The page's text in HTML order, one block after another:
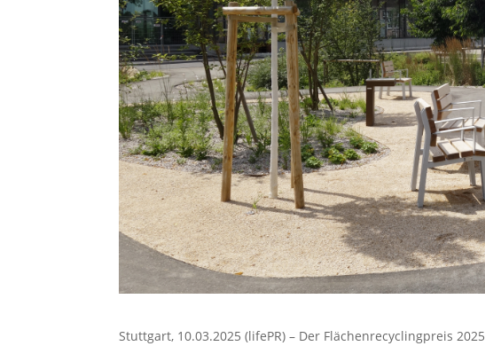
Stuttgart, 10.03.2025 (lifePR) – Der Flächenrecyclingpreis